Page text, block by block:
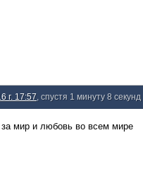
г. 17:57 , спустя 1 минуту 8 секунд
за мир и любовь во всем мире